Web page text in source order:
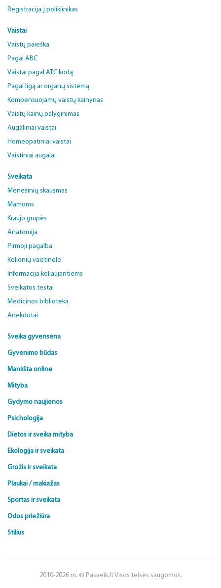
Registracija į poliklinikas
Vaistai
Vaistų paieška
Pagal ABC
Vaistai pagal ATC kodą
Pagal ligą ar organų sistemą
Kompensuojamų vaistų kainynas
Vaistų kainų palyginimas
Augaliniai vaistai
Homeopatiniai vaistai
Vaistiniai augalai
Sveikata
Mėnesinių skausmas
Mamoms
Kraujo grupės
Anatomija
Pirmoji pagalba
Kelionių vaistinėlė
Informacija keliaujantiems
Sveikatos testai
Medicinos biblioteka
Anekdotai
Sveika gyvensena
Gyvenimo būdas
Mankšta online
Mityba
Gydymo naujienos
Psichologija
Dietos ir sveika mityba
Ekologija ir sveikata
Grožis ir sveikata
Plaukai / makiažas
Sportas ir sveikata
Odos priežiūra
Stilius
2010-2026 m. © Pasveik.lt Visos teisės saugomos.